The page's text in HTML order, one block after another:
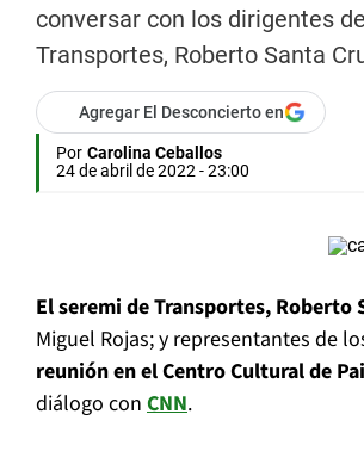
conversar con los dirigentes
Transportes, Roberto Santa
Agregar El Desconcierto en
Por Carolina Ceballos
24 de abril de 2022 - 23:00
El seremi de Transportes, Roberto
Miguel Rojas; y representantes de
reunión en el Centro Cultural de
diálogo con CNN.